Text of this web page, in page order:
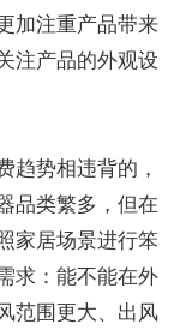
加注重产品带来
注产品的外观设
趋势相违背的，
品类繁多，但在
家居场景进行笨
求：能不能在外
范围更大、出风